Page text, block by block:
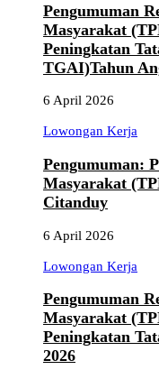
Pengumuman
Masyarakat
Peningkatan
TGAI)Tahun
6 April 2026
Lowongan Kerja
Pengumuman:
Masyarakat
Citanduy
6 April 2026
Lowongan Kerja
Pengumuman
Masyarakat
Peningkatan
2026